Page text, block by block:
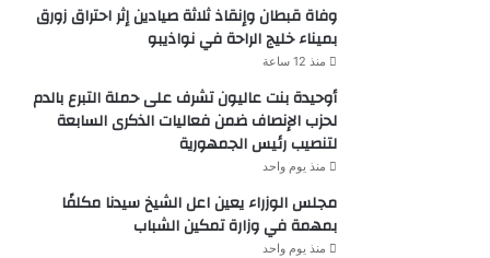
وفاة قبطان وإنقاذ ثلاثة صيادين إثر احتراق زورق
بميناء خليج الراحة في نواذيبو
منذ 12 ساعة
أوحيدة بنت عاليون تشرف على حملة التبرع بالدم
لحزب الإنصاف ضمن فعاليات الذكرى السابعة
لتنصيب رئيس الجمهورية
منذ يوم واحد
مجلس الوزراء يعين اعل الشيخ سيدنا مكلفًا
بمهمة في وزارة تمكين الشباب
منذ يوم واحد